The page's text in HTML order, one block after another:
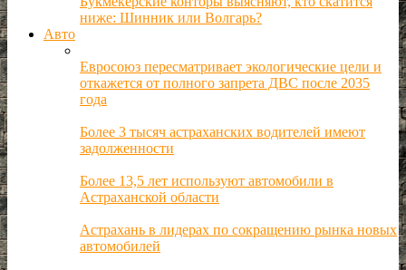
ниже: Шинник или Волгарь?
Авто
Евросоюз пересматривает экологические цели и
откажется от полного запрета ДВС после 2035
года
Более 3 тысяч астраханских водителей имеют
задолженности
Более 13,5 лет используют автомобили в
Астраханской области
Астрахань в лидерах по сокращению рынка новых
автомобилей